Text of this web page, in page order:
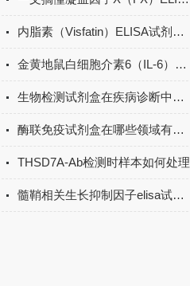
内脂素（Visfatin）ELISA试剂盒的特点与优势
金黄地鼠白细胞介素6（IL-6）ELISA检测试剂盒说明书
生物检测试剂盒在疾病诊断中的重要性
酶联免疫试剂盒在哪些领域有广泛应用？
THSD7A-Ab检测时样本如何处理
髓鞘相关生长抑制因子elisa试剂盒原理